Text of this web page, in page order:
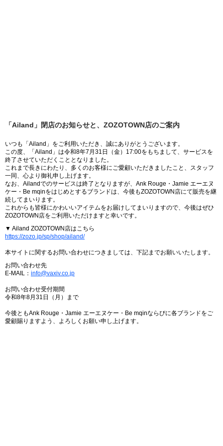
「Ailand」閉店のお知らせと、ZOZOTOWN店のご案内
いつも「Ailand」をご利用いただき、誠にありがとうございます。
この度、「Ailand」は令和8年7月31日（金）17:00をもちまして、サービスを
終了させていただくこととなりました。
これまで長きにわたり、多くのお客様にご愛顧いただきましたこと、スタッフ
一同、心より御礼申し上げます。
なお、Ailandでのサービスは終了となりますが、Ank Rouge・Jamie エーエヌ
ケー・Be mqinをはじめとするブランドは、今後もZOZOTOWN店にて販売を継
続してまいります。
これからも皆様にかわいいアイテムをお届けしてまいりますので、今後はぜひ
ZOZOTOWN店をご利用いただけますと幸いです。
▼ Ailand ZOZOTOWN店はこちら
https://zozo.jp/sp/shop/ailand/
本サイトに関するお問い合わせにつきましては、下記までお願いいたします。
お問い合わせ先
E-MAIL： info@vaxiv.co.jp
お問い合わせ受付期間
令和8年8月31日（月）まで
今後ともAnk Rouge・Jamie エーエヌケー・Be mqinならびに各ブランドをご
愛顧賜りますよう、よろしくお願い申し上げます。